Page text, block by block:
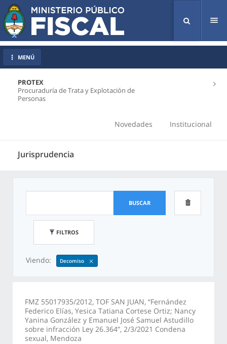
PROTEX
Procuraduría de Trata y Explotación de
Personas
Novedades Institucional
Jurisprudencia
MENÚ
BUSCAR
FILTROS
Viendo: Decomiso
FMZ 55017935/2012, TOF SAN JUAN, “Fernández
Federico Elías, Yesica Tatiana Cortese Ortiz; Nancy
Yanina González y Emanuel José Samuel Astudillo
sobre infracción Ley 26.364”, 2/3/2021 Condena
sexual, Mendoza